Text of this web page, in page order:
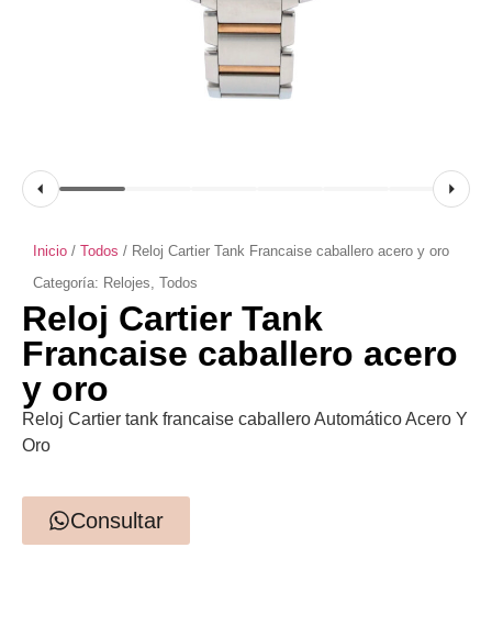
Inicio / Todos / Reloj Cartier Tank Francaise caballero acero y oro
Categoría: Relojes Todos
Reloj Cartier Tank
Francaise caballero acero
y oro
Reloj Cartier tank francaise caballero Automático Acero Y
Oro
Consultar